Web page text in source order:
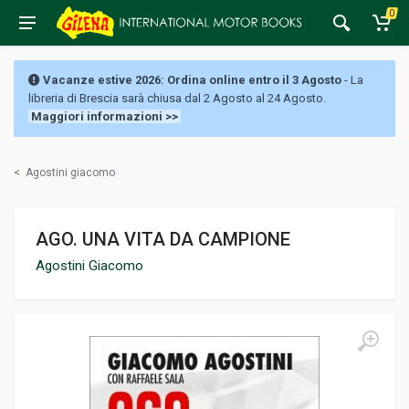
0
Vacanze estive 2026: Ordina online entro il 3 Agosto - La
libreria di Brescia sarà chiusa dal 2 Agosto al 24 Agosto.
Maggiori informazioni >>
< Agostini giacomo
AGO. UNA VITA DA CAMPIONE
Agostini Giacomo